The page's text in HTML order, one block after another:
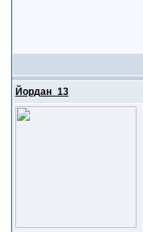
Йордан_13